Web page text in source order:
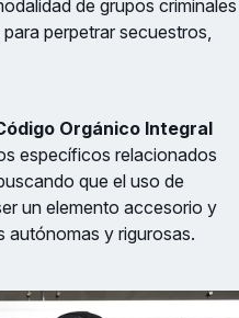
de grupos criminales
perpetrar secuestros,
Orgánico Integral
específicos relacionados
que el uso de
un elemento accesorio y
autónomas y rigurosas.